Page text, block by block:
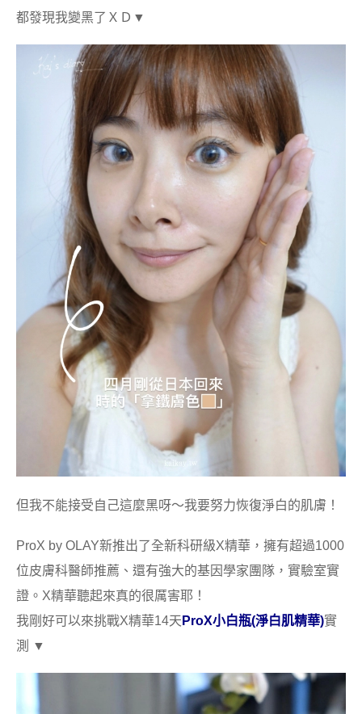
都發現我變黑了ＸＤ▼
但我不能接受自己這麼黑呀～我要努力恢復淨白的肌膚！
ProX by OLAY新推出了全新科研級X精華，擁有超過1000
位皮膚科醫師推薦、還有強大的基因學家團隊，實驗室實
證。X精華聽起來真的很厲害耶！
我剛好可以來挑戰X精華14天 ProX小白瓶(淨白肌精華)實
測 ▼